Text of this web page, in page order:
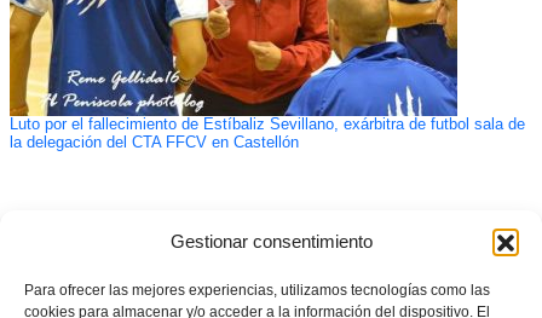
Gestionar consentimiento
Para ofrecer las mejores experiencias, utilizamos tecnologías como las
cookies para almacenar y/o acceder a la información del dispositivo. El
Luto por el fallecimiento de Estíbaliz Sevillano, exárbitra de futbol sala de
la delegación del CTA FFCV en Castellón